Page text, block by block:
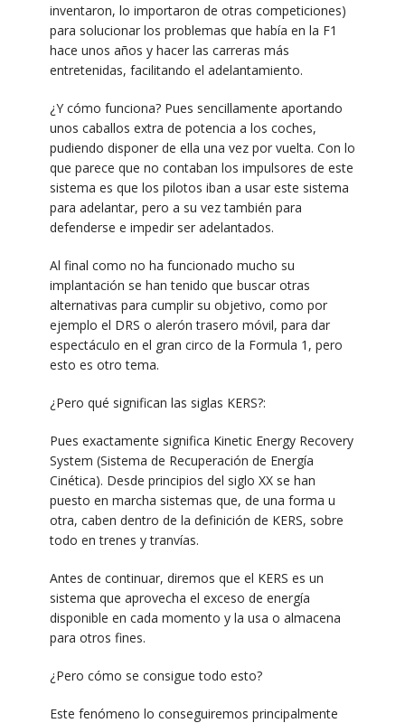
inventaron, lo importaron de otras competiciones)
para solucionar los problemas que había en la F1
hace unos años y hacer las carreras más
entretenidas, facilitando el adelantamiento.
¿Y cómo funciona? Pues sencillamente aportando
unos caballos extra de potencia a los coches,
pudiendo disponer de ella una vez por vuelta. Con lo
que parece que no contaban los impulsores de este
sistema es que los pilotos iban a usar este sistema
para adelantar, pero a su vez también para
defenderse e impedir ser adelantados.
Al final como no ha funcionado mucho su
implantación se han tenido que buscar otras
alternativas para cumplir su objetivo, como por
ejemplo el DRS o alerón trasero móvil, para dar
espectáculo en el gran circo de la Formula 1, pero
esto es otro tema.
¿Pero qué significan las siglas KERS?:
Pues exactamente significa Kinetic Energy Recovery
System (Sistema de Recuperación de Energía
Cinética). Desde principios del siglo XX se han
puesto en marcha sistemas que, de una forma u
otra, caben dentro de la definición de KERS, sobre
todo en trenes y tranvías.
Antes de continuar, diremos que el KERS es un
sistema que aprovecha el exceso de energía
disponible en cada momento y la usa o almacena
para otros fines.
¿Pero cómo se consigue todo esto?
Este fenómeno lo conseguiremos principalmente